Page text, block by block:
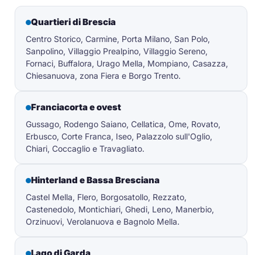
Quartieri di Brescia
Centro Storico, Carmine, Porta Milano, San Polo,
Sanpolino, Villaggio Prealpino, Villaggio Sereno,
Fornaci, Buffalora, Urago Mella, Mompiano, Casazza,
Chiesanuova, zona Fiera e Borgo Trento.
Franciacorta e ovest
Gussago, Rodengo Saiano, Cellatica, Ome, Rovato,
Erbusco, Corte Franca, Iseo, Palazzolo sull'Oglio,
Chiari, Coccaglio e Travagliato.
Hinterland e Bassa Bresciana
Castel Mella, Flero, Borgosatollo, Rezzato,
Castenedolo, Montichiari, Ghedi, Leno, Manerbio,
Orzinuovi, Verolanuova e Bagnolo Mella.